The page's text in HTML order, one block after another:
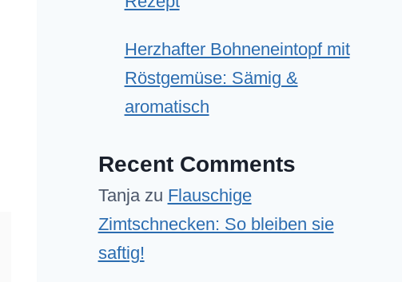
Herzhafter Bohneneintopf mit
Röstgemüse: Sämig &
aromatisch
Recent Comments
Tanjazu Flauschige
Zimtschnecken: So bleiben sie
saftig!